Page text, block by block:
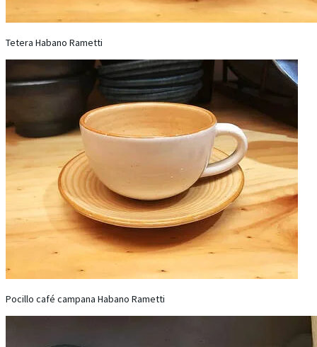
Tetera Habano Rametti
Pocillo café campana Habano Rametti